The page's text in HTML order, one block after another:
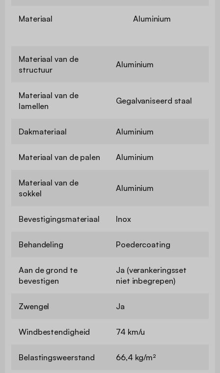
Materiaal Aluminium
Materiaal van de
structuur
Aluminium
Materiaal van de
lamellen
Gegalvaniseerd staal
Dakmateriaal Aluminium
Materiaal van de palen Aluminium
Materiaal van de
sokkel
Aluminium
Bevestigingsmateriaal Inox
Behandeling Poedercoating
Aan de grond te
bevestigen
Ja (verankeringsset
niet inbegrepen)
Zwengel Ja
Windbestendigheid 74 km/u
Belastingsweerstand 66,4 kg/m²